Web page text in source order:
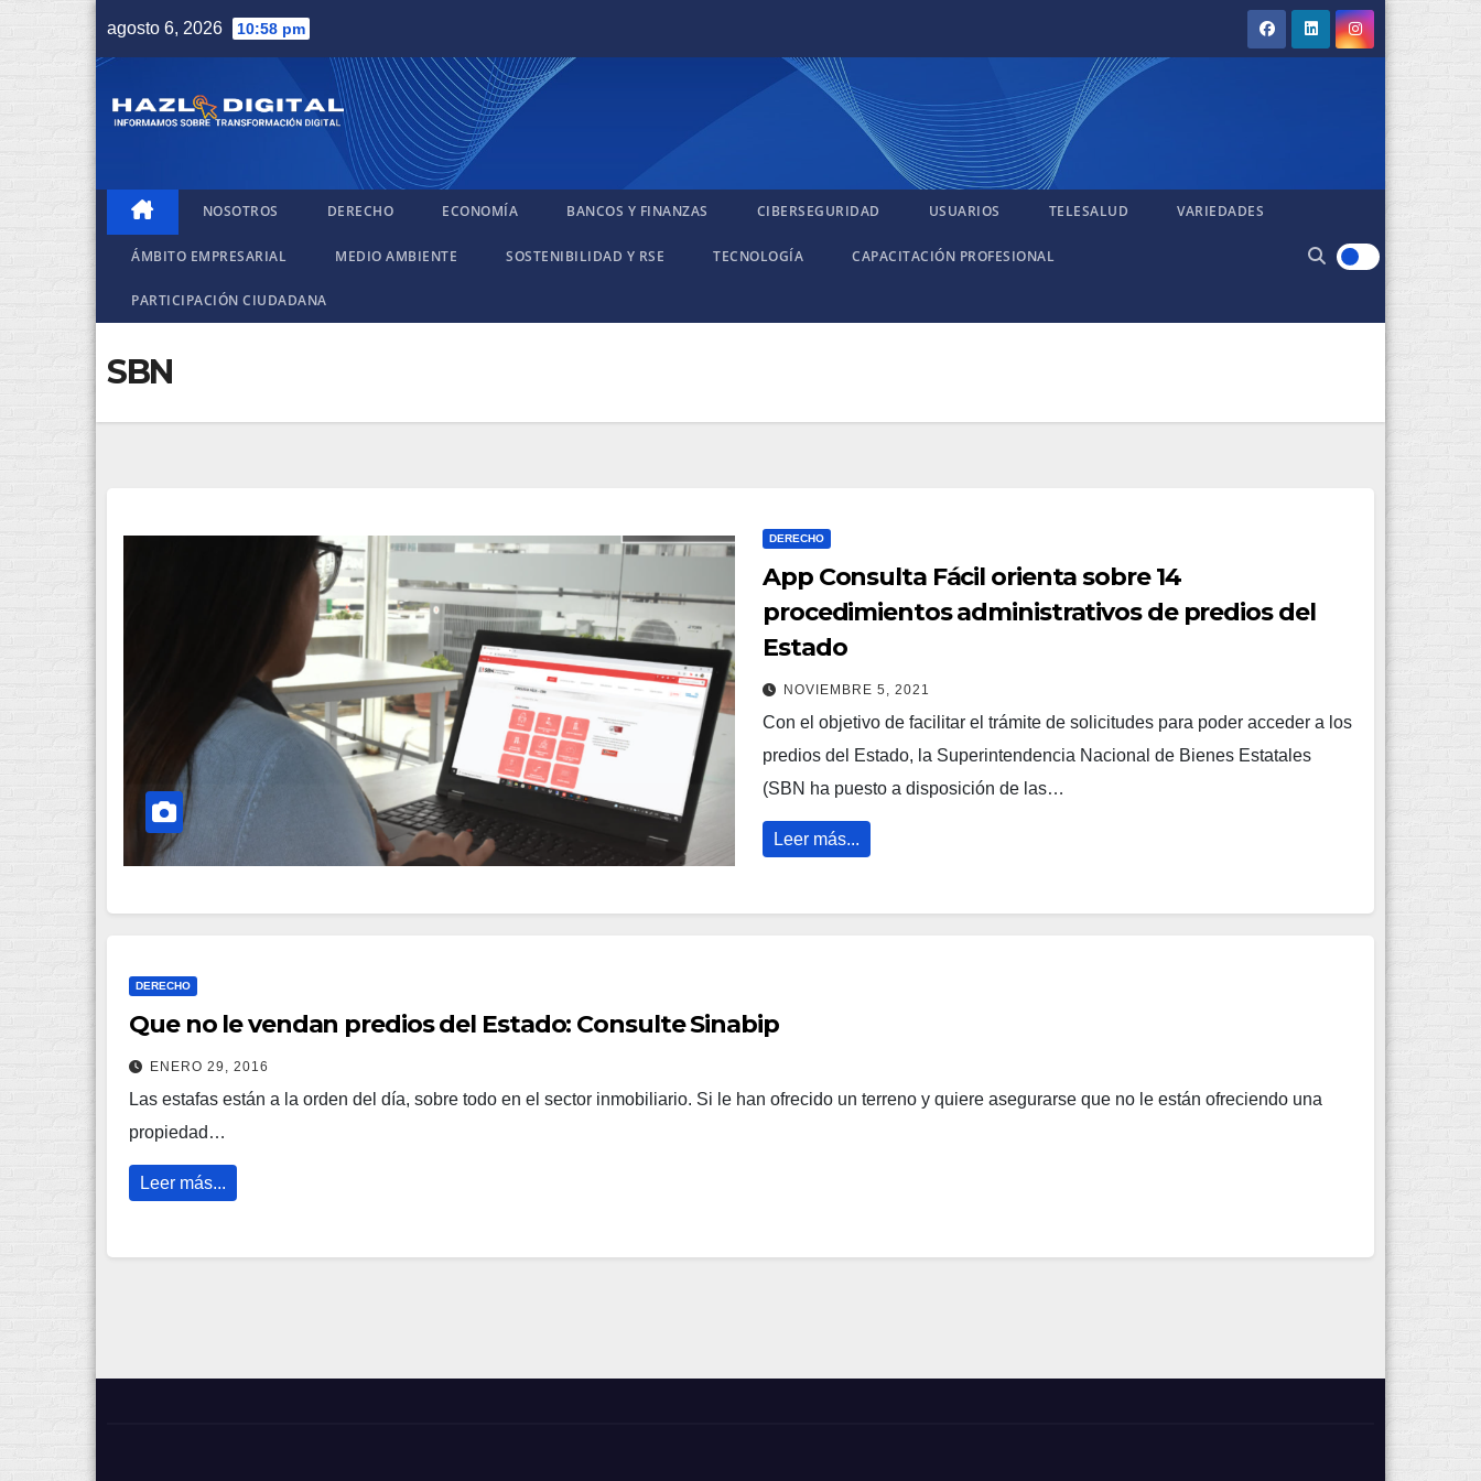
agosto 6, 2026 10:58 pm
NOSOTROS DERECHO ECONOMÍA BANCOS Y FINANZAS CIBERSEGURIDAD USUARIOS TELESALUD VARIEDADES
ÁMBITO EMPRESARIAL MEDIO AMBIENTE SOSTENIBILIDAD Y RSE TECNOLOGÍA CAPACITACIÓN PROFESIONAL
PARTICIPACIÓN CIUDADANA
SBN
DERECHO
App Consulta Fácil orienta sobre 14
procedimientos administrativos de predios del
Estado
NOVIEMBRE 5, 2021
Con el objetivo de facilitar el trámite de solicitudes para poder acceder a los
predios del Estado, la Superintendencia Nacional de Bienes Estatales
(SBN ha puesto a disposición de las…
Leer más...
DERECHO
Que no le vendan predios del Estado: Consulte Sinabip
ENERO 29, 2016
Las estafas están a la orden del día, sobre todo en el sector inmobiliario. Si le han ofrecido un terreno y quiere asegurarse que no le están ofreciendo una
propiedad…
Leer más...